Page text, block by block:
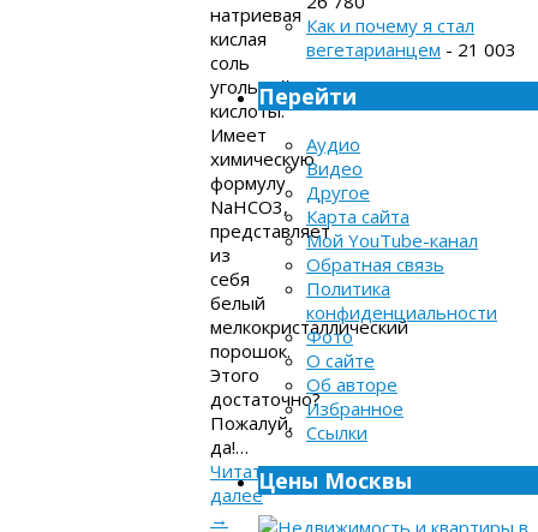
натриевая
кислая
соль
угольной
кислоты.
Имеет
химическую
формулу
NaHCO3,
представляет
из
себя
белый
мелкокристаллический
порошок.
Этого
достаточно?
Пожалуй,
да!…
Читать
далее
→
Как и почему я стал
вегетарианцем - 21 003
Перейти
Аудио
Видео
Другое
Карта сайта
Мой YouTube-канал
Обратная связь
Политика
конфиденциальности
Фото
О сайте
Об авторе
Избранное
Ссылки
Цены Москвы